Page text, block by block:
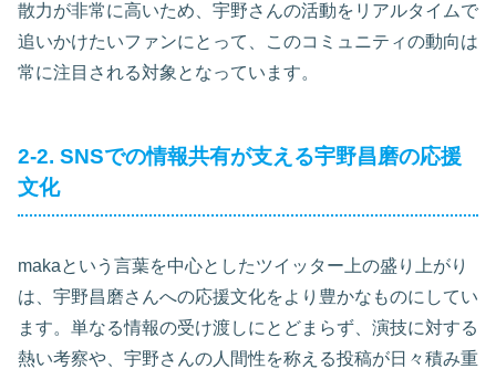
散力が非常に高いため、宇野さんの活動をリアルタイムで
追いかけたいファンにとって、このコミュニティの動向は
常に注目される対象となっています。
2-2. SNSでの情報共有が支える宇野昌磨の応援
文化
makaという言葉を中心としたツイッター上の盛り上がり
は、宇野昌磨さんへの応援文化をより豊かなものにしてい
ます。単なる情報の受け渡しにとどまらず、演技に対する
熱い考察や、宇野さんの人間性を称える投稿が日々積み重